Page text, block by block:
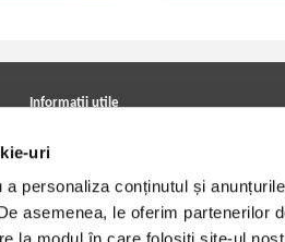
uri
a personaliza conținutul și
asemenea, le oferim partenerilor
Informatii utile
Achizitii viniluri, casete, CD/DVD
Cum cumpar?
Politica de livrare
Retur comenzi